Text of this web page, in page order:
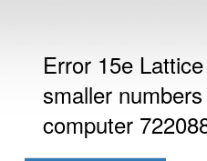
Error 15e
smaller
computer